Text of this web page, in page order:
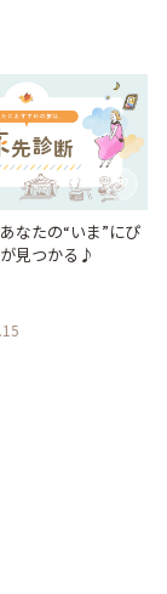
なたの“いま”にぴ
見つかる♪